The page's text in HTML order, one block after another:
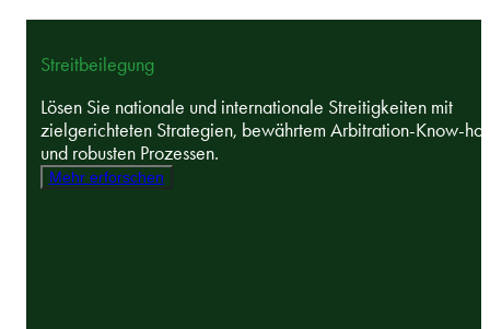
Streitbeilegung
Lösen Sie nationale und internationale Streitigkeiten mit
zielgerichteten Strategien, bewährtem Arbitration-Know-
und robusten Prozessen.
Mehr erforschen